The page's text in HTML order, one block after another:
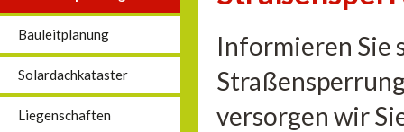
Bauleitplanung
Solardachkataster
Liegenschaften
Informieren Sie
versorgen wir